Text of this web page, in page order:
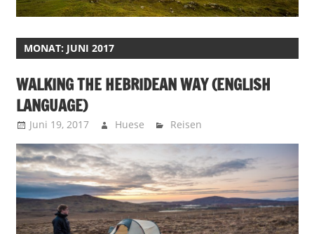
MONAT: JUNI 2017
WALKING THE HEBRIDEAN WAY (ENGLISH
LANGUAGE)
Juni 19, 2017 Huese Reisen